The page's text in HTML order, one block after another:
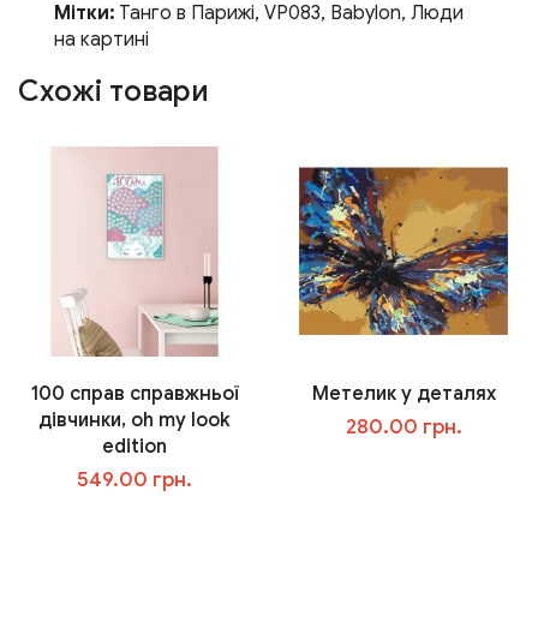
Мітки: Танго в Парижі, VP083, Babylon, Люди
на картині
Схожі товари
100 справ справжньої
дівчинки, oh my look
edition
549.00 грн.
Метелик у деталях
280.00 грн.